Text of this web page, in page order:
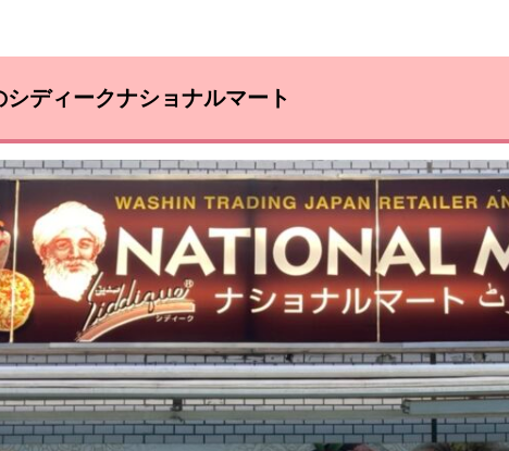
シディークナショナルマート